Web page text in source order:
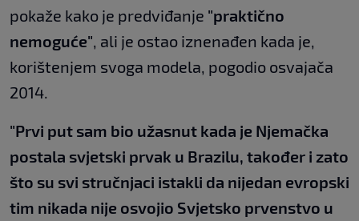
pokaže kako je predviđanje "praktično
nemoguće", ali je ostao iznenađen kada je,
korištenjem svoga modela, pogodio osvajača
2014.
"Prvi put sam bio užasnut kada je Njemačka
postala svjetski prvak u Brazilu, također i zato
što su svi stručnjaci istakli da nijedan evropski
tim nikada nije osvojio Svjetsko prvenstvo u